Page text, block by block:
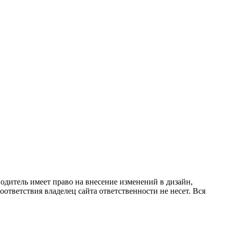
имеет право на внесение изменений в дизайн,
владелец сайта ответственности не несет. Вся